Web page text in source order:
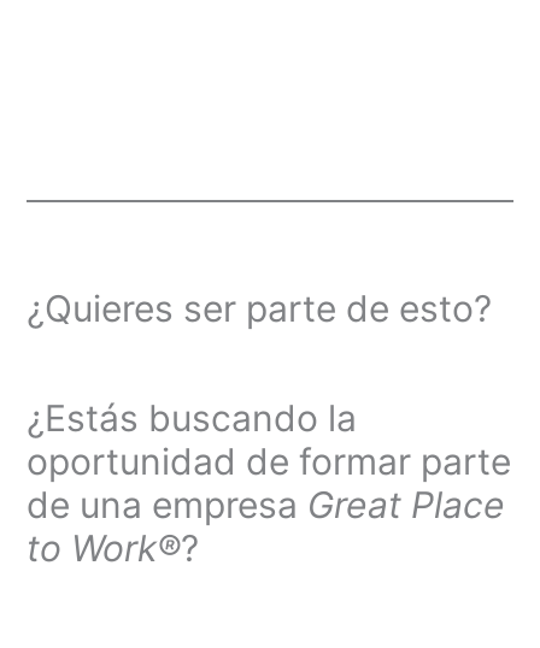
¿Quieres ser parte de esto?
¿Estás buscando la
oportunidad de formar parte
de una empresa Great Place
to Work®?